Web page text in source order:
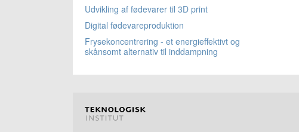
Udvikling af fødevarer til 3D print
Digital fødevareproduktion
Frysekoncentrering - et energieffektivt og
skånsomt alternativ til inddampning